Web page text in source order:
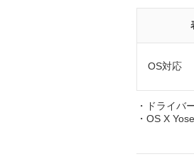
OS対応
・ドライバ
・OS X